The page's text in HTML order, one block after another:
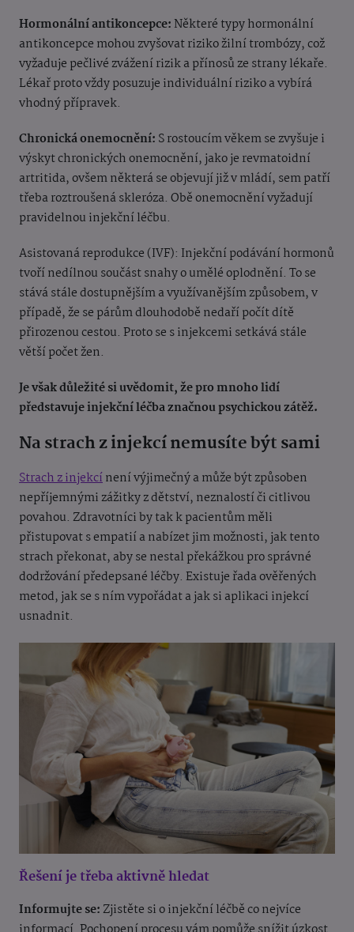
Hormonální antikoncepce: Některé typy hormonální
antikoncepce mohou zvyšovat riziko žilní trombózy, což
vyžaduje pečlivé zvážení rizik a přínosů ze strany lékaře.
Lékař proto vždy posuzuje individuální riziko a vybírá
vhodný přípravek.
Chronická onemocnění: S rostoucím věkem se zvyšuje i
výskyt chronických onemocnění, jako je revmatoidní
artritida, ovšem některá se objevují již v mládí, sem patří
třeba roztroušená skleróza. Obě onemocnění vyžadují
pravidelnou injekční léčbu.
Asistovaná reprodukce (IVF): Injekční podávání hormonů
tvoří nedílnou součást snahy o umělé oplodnění. To se
stává stále dostupnějším a využívanějším způsobem, v
případě, že se párům dlouhodobě nedaří počít dítě
přirozenou cestou. Proto se s injekcemi setkává stále
větší počet žen.
Je však důležité si uvědomit, že pro mnoho lidí
představuje injekční léčba značnou psychickou zátěž.
Na strach z injekcí nemusíte být sami
Strach z injekcínení výjimečný a může být způsoben
nepříjemnými zážitky z dětství, neznalostí či citlivou
povahou. Zdravotníci by tak k pacientům měli
přistupovat s empatií a nabízet jim možnosti, jak tento
strach překonat, aby se nestal překážkou pro správné
dodržování předepsané léčby. Existuje řada ověřených
metod, jak se s ním vypořádat a jak si aplikaci injekcí
usnadnit.
Řešení je třeba aktivně hledat
Informujte se:Zjistěte si o injekční léčbě co nejvíce